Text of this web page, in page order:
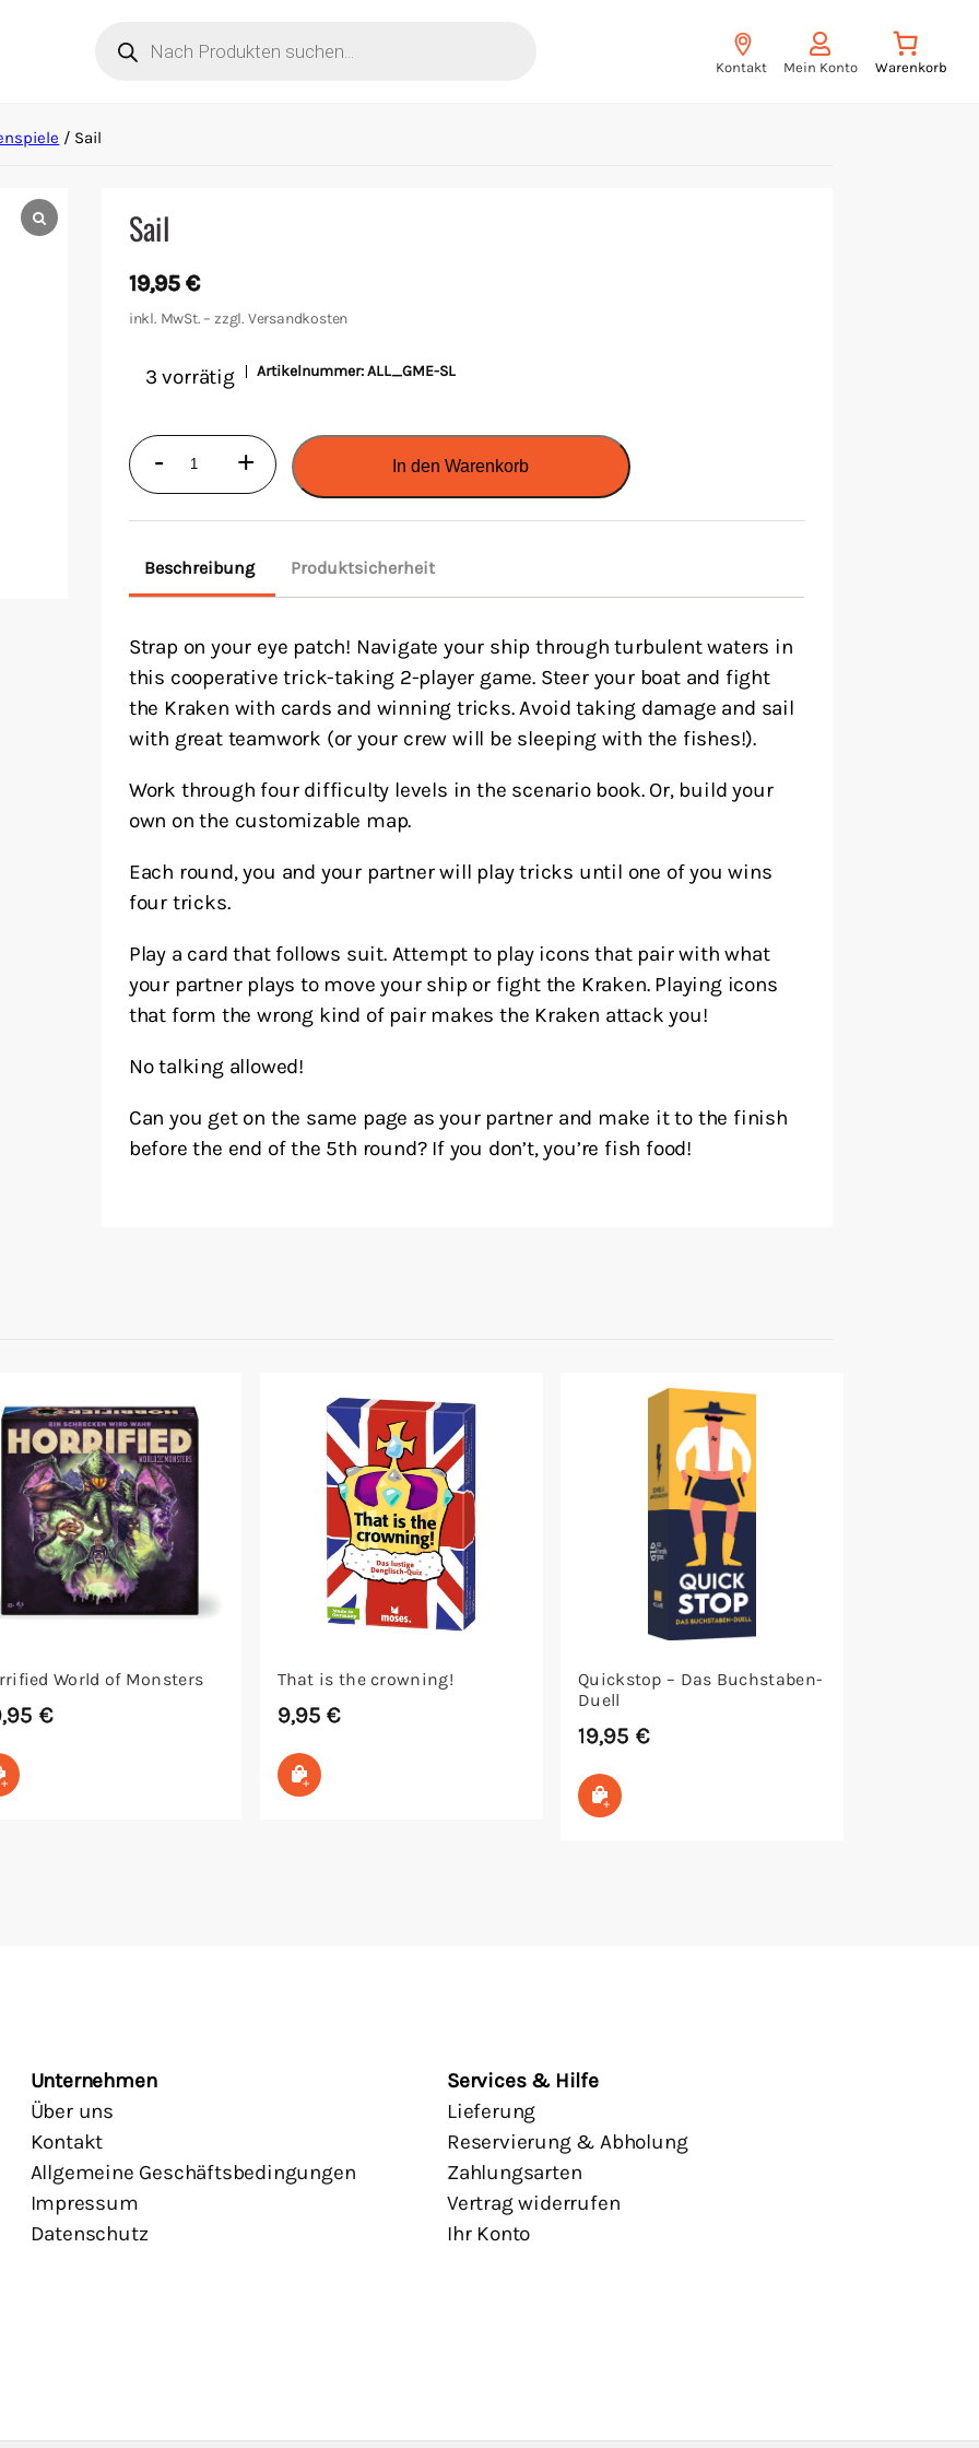
search
Kontakt Mein Konto
/ Sail
Sail
19,95€
inkl. MwSt. – zzgl. Versandkosten
3 vorrätig Artikelnummer:ALL_GME-SL
- + In den Warenkorb
Beschreibung Produktsicherheit
Strap on your eye patch! Navigate your ship through turbulent waters in
this cooperative trick-taking 2-player game. Steer your boat and fight
the Kraken with cards and winning tricks. Avoid taking damage and sail
with great teamwork (or your crew will be sleeping with the fishes!).
Work through four difficulty levels in the scenario book. Or, build your
own on the customizable map.
Each round, you and your partner will play tricks until one of you wins
four tricks.
Play a card that follows suit. Attempt to play icons that pair with what
your partner plays to move your ship or fight the Kraken. Playing icons
that form the wrong kind of pair makes the Kraken attack you!
No talking allowed!
Can you get on the same page as your partner and make it to the finish
before the end of the 5th round? If you don’t, you’re fish food!
World of Monsters
€
In den Warenkorb
That is the crowning!
9,95€
In den Warenkorb
Quickstop – Das Buchstaben-
Duell
19,95 €
In den Warenkorb
Unternehmen
Über uns
Kontakt
Allgemeine Geschäftsbedingungen
Impressum
Datenschutz
Services & Hilfe
Lieferung
Reservierung & Abholung
Zahlungsarten
Vertrag widerrufen
Ihr Konto